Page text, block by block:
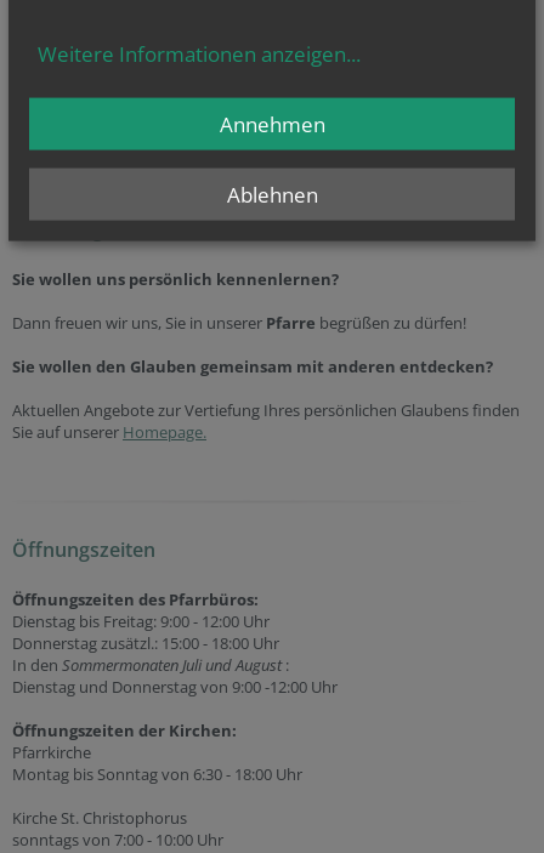
… Beerdigung(weitereInfos...)
oder allgemeine Fragen? Dann kontaktieren Sie uns unter der
865 93 480
Einladung
Sie wollen uns persönlich kennenlernen?
Dann freuen wir uns, Sie in unserer Pfarre begrüßen zu dürfen!
Sie wollen den Glauben gemeinsam mit anderen entdecken?
Aktuellen Angebote zur Vertiefung Ihres persönlichen Glaubens finden
Sie auf unserer Homepage.
Öffnungszeiten
Öffnungszeiten des Pfarrbüros:
Dienstag bis Freitag: 9:00 - 12:00 Uhr
Donnerstag zusätzl.: 15:00 - 18:00 Uhr
In den Sommermonaten Juli und August:
Dienstag und Donnerstag von 9:00 -12:00 Uhr
Öffnungszeiten der Kirchen:
Pfarrkirche
Montag bis Sonntag von 6:30 - 18:00 Uhr
Kirche St. Christophorus
sonntags von 7:00 - 10:00 Uhr
Weitere Informationen anzeigen...
Ablehnen
Annehmen